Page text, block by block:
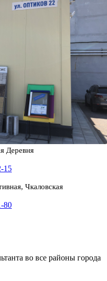
Деревня
15
Чкаловская
80
во все районы города